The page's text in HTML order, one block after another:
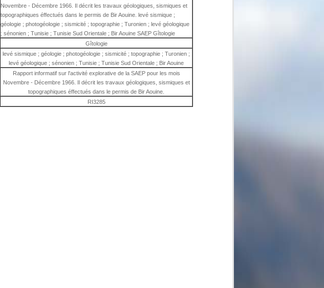
Novembre - Décembre 1966. Il décrit les travaux géologiques, sismiques et
topographiques éffectués dans le permis de Bir Aouine. levé sismique ;
géologie ; photogéologie ; sismicité ; topographie ; Turonien ; levé géologique
; sénonien ; Tunisie ; Tunisie Sud Orientale ; Bir Aouine SAEP Gîtologie
Gîtologie
levé sismique ; géologie ; photogéologie ; sismicité ; topographie ; Turonien ;
levé géologique ; sénonien ; Tunisie ; Tunisie Sud Orientale ; Bir Aouine
Rapport informatif sur l'activité explorative de la SAEP pour les mois
Novembre - Décembre 1966. Il décrit les travaux géologiques, sismiques et
topographiques éffectués dans le permis de Bir Aouine.
RI3285